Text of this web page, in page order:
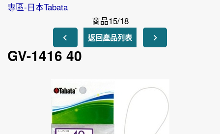
專區-日本Tabata
商品15/18
返回產品列表
GV-1416 40